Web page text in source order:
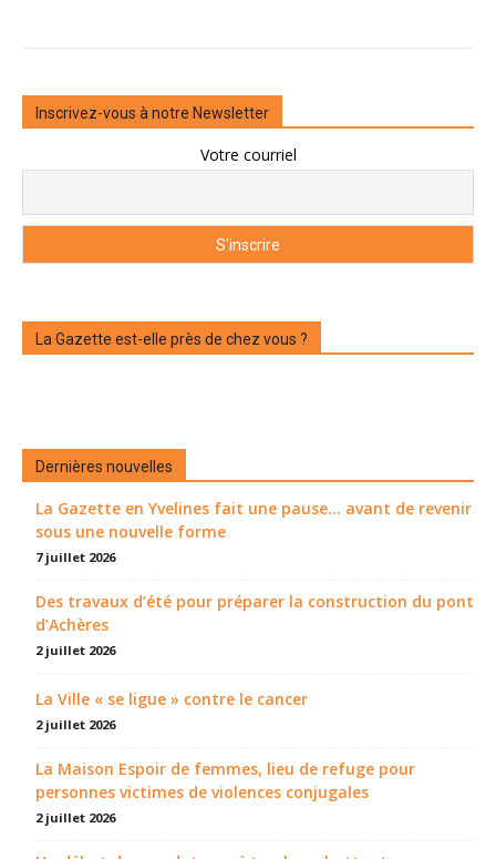
Inscrivez-vous à notre Newsletter
Votre courriel
La Gazette est-elle près de chez vous ?
Dernières nouvelles
La Gazette en Yvelines fait une pause... avant de revenir
sous une nouvelle forme
7 juillet 2026
Des travaux d’été pour préparer la construction du pont
d’Achères
2 juillet 2026
La Ville « se ligue » contre le cancer
2 juillet 2026
La Maison Espoir de femmes, lieu de refuge pour
personnes victimes de violences conjugales
2 juillet 2026